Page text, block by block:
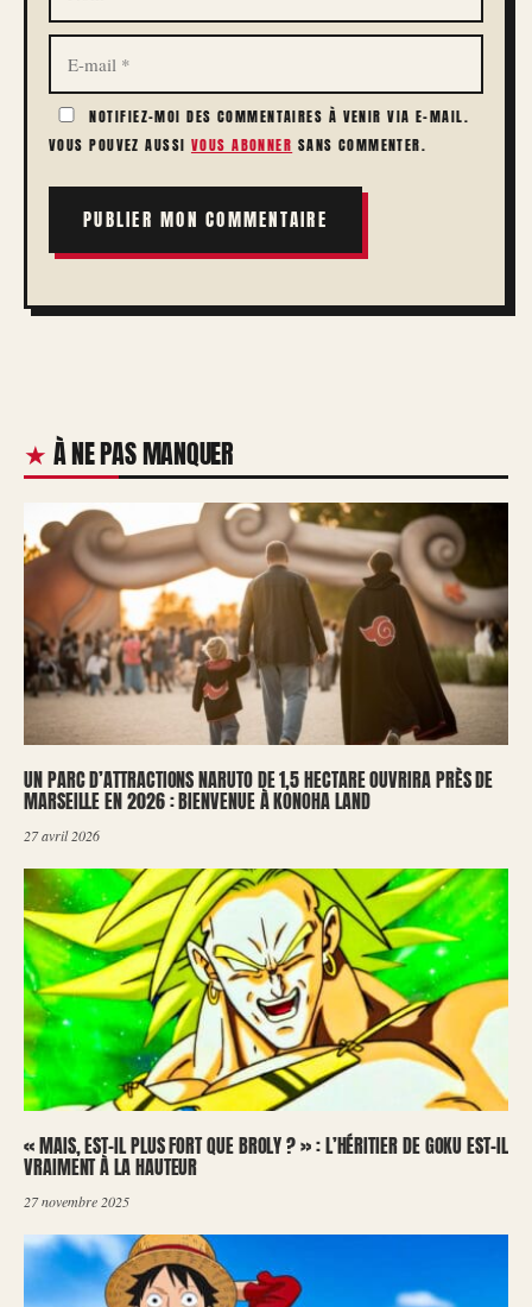
E-
MAIL
NOTIFIEZ-MOI DES COMMENTAIRES À VENIR VIA E-MAIL.
VOUS POUVEZ AUSSI VOUS ABONNER SANS COMMENTER.
À NE PAS MANQUER
UN PARC D’ATTRACTIONS NARUTO DE 1,5 HECTARE OUVRIRA PRÈS DE
MARSEILLE EN 2026 : BIENVENUE À KONOHA LAND
27 avril 2026
« MAIS, EST-IL PLUS FORT QUE BROLY ? » : L’HÉRITIER DE GOKU EST-IL
VRAIMENT À LA HAUTEUR
27 novembre 2025